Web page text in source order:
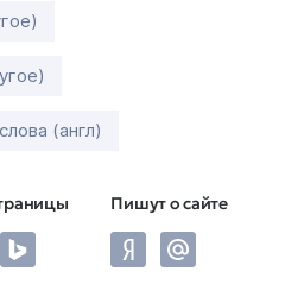
(англ)
Пишут о сайте